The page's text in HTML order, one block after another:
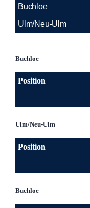
Buchloe
Ulm/Neu-Ulm
Buchloe
Position
Ulm/Neu-Ulm
Position
Buchloe